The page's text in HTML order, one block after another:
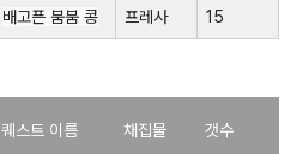
배고픈 붐붐 콩 프레사 15
퀘스트 이름 채집물 갯수